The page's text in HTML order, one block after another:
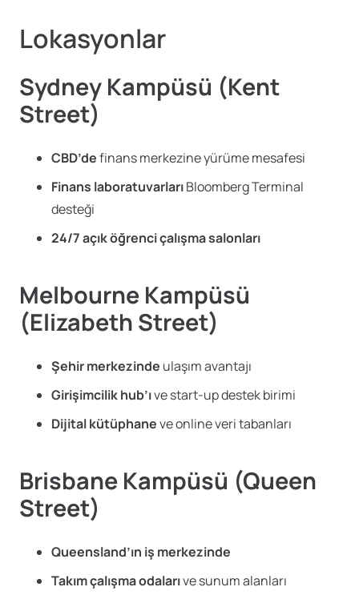
Lokasyonlar
Sydney Kampüsü (Kent
Street)
CBD’definans merkezine yürüme mesafesi
Finans laboratuvarlarıBloomberg Terminal
desteği
24/7 açık öğrenci çalışma salonları
Melbourne Kampüsü
(Elizabeth Street)
Şehir merkezinde ulaşım avantajı
Girişimcilik hub’ıve start-up destek birimi
Dijital kütüphaneve online veri tabanları
Brisbane Kampüsü (Queen
Street)
Queensland’ın iş merkezinde
Takım çalışma odalarıve sunum alanları